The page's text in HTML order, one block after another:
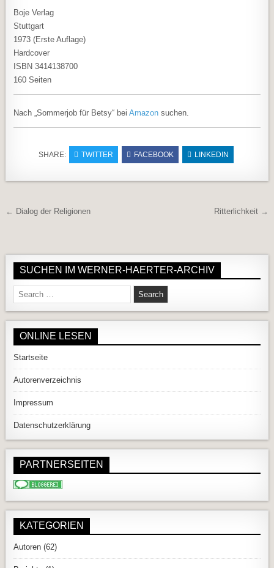
Boje Verlag
Stuttgart
1973 (Erste Auflage)
Hardcover
ISBN 3414138700
160 Seiten
Nach „Sommerjob für Betsy“ beiAmazon suchen.
SHARE: TWITTER FACEBOOK LINKEDIN
Beitragsnavigation Ritterlichkeit →
← Dialog der Religionen
SUCHEN IM WERNER-HAERTER-ARCHIV
Search for:
ONLINE LESEN
Startseite
Autorenverzeichnis
Impressum
Datenschutzerklärung
PARTNERSEITEN
KATEGORIEN
Autoren (62)